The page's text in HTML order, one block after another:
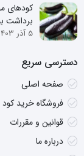
کودهای
برداشت
5 آذر 1403
دسترسی سریع
صفحه اصلی
فروشگاه خرید کود
قوانین و مقررات
درباره ما